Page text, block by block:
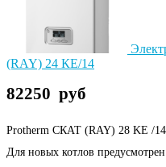
(RAY) 24 КE/14
82250 руб
Protherm СКАТ (RAY) 28 KE /14
Для новых котлов